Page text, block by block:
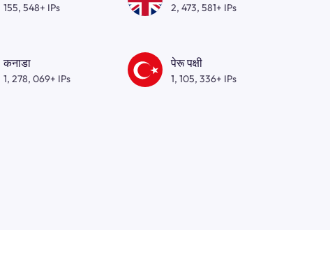
155, 548+ IPs 2, 473, 581+ IPs
कनाडा
1, 278, 069+ IPs
पेरू पक्षी
1, 105, 336+ IPs